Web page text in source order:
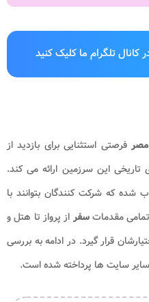
تلگرام ما کلیک کنید
مصرفرصتی استثنایی برای بازدید از
تاریخی این سرزمین ارائه می کند.
شده که شرکت کنندگان بتوانند با
مقدماتسفراز پرواز تا هتل و
قرار گیرد. در ادامه به بررسی
سایت ها پرداخته شده است.